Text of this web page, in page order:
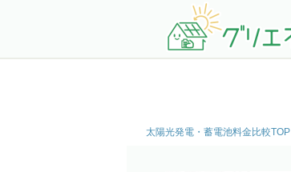
太陽光発電・蓄電池料金比較TOP